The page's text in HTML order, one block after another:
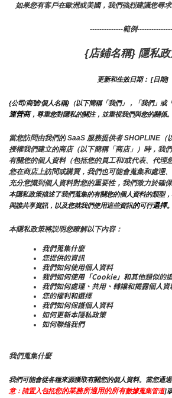
如果您有客戶在歐洲或美國，我們強烈建議您尋求
--------------範例
{店鋪名稱} 隱私政
更新和生效日期： [日期]
{公司/商號/個人名稱}（以下簡稱「我們」，「我們」或
運營商，尊重您對隱私的關注，並重視我們與您的關係。
當您訪問由我們的 SaaS 服務提供者 SHOPLINE（
授權我們建立的商店（以下簡稱「商店」）時，我
有關您的個人資料（包括您的員工和/或代表、代理
您在商店上訪問或購買，我們也可能會蒐集和處理
充分意識到個人資料對您的重要性，我們致力於確
本隱私政策描述了我們蒐集的有關您的個人資料的類型
與誰共享資訊，以及您就我們使用這些資訊的可行選擇。
本隱私政策將説明您瞭解以下內容：
我們蒐集什麼
您提供的資訊
我們如何使用個人資料
我們如何使用「Cookie」和其他類似的
我們如何處理、共用、轉讓和揭露個人資
您的權利和選擇
我們如何保護個人資料
如何更新本隱私政策
如何聯絡我們
我們蒐集什麼
我們可能會從各種來源獲取有關您的個人資料。當您通
意：請置入包括您的業務所適用的所有數據蒐集管道]